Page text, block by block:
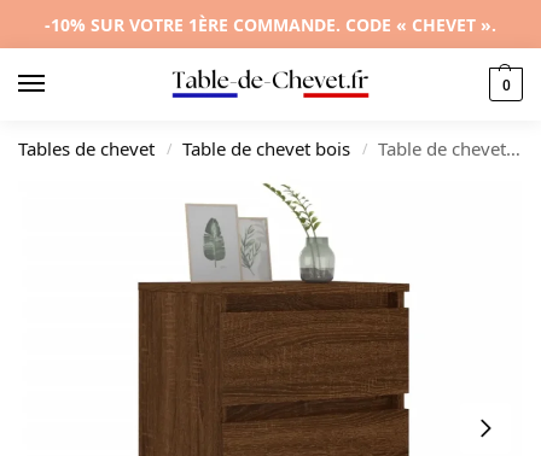
-10% SUR VOTRE 1ÈRE COMMANDE. CODE « CHEVET ».
0
Tables de chevet / Table de chevet bois / Table de chevet bois marron rustique transparent, 40x35x69cm